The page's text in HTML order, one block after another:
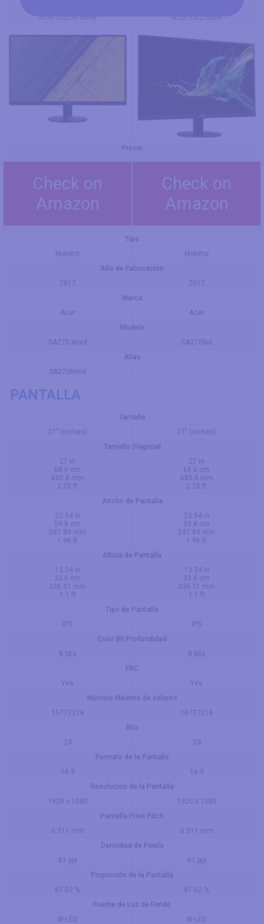
Precio
Check on
Amazon
Check on
Amazon
Tipo
Monitor
Monitor
Año de Fabricación
2017
2017
Marca
Acer
Acer
Modelo
SA270 bmid
SA270bid
Alias
SA270bmid
PANTALLA
Tamaño
27" (inches)
27" (inches)
Tamaño Diagonal
27 in
68.6 cm
685.8 mm
2.25 ft
27 in
68.6 cm
685.8 mm
2.25 ft
Ancho de Pantalla
23.54 in
59.8 cm
597.89 mm
1.96 ft
23.54 in
59.8 cm
597.89 mm
1.96 ft
Altura de Pantalla
13.24 in
33.6 cm
336.31 mm
1.1 ft
13.24 in
33.6 cm
336.31 mm
1.1 ft
Tipo de Pantalla
IPS
IPS
Color Bit Profundidad
8 bits
8 bits
FRC
Yes
Yes
Número Máximo de colores
16777216
16777216
Bits
24
24
Formato de la Pantallo
16:9
16:9
Resolucion de la Pantalla
1920 x 1080
1920 x 1080
Pantalla Pixel Pitch
0.311 mm
0.311 mm
Densidad de Pixels
81 ppi
81 ppi
Proporción de la Pantalla
87.02 %
87.02 %
Fuente de Luz de Fondo
W-LED
W-LED